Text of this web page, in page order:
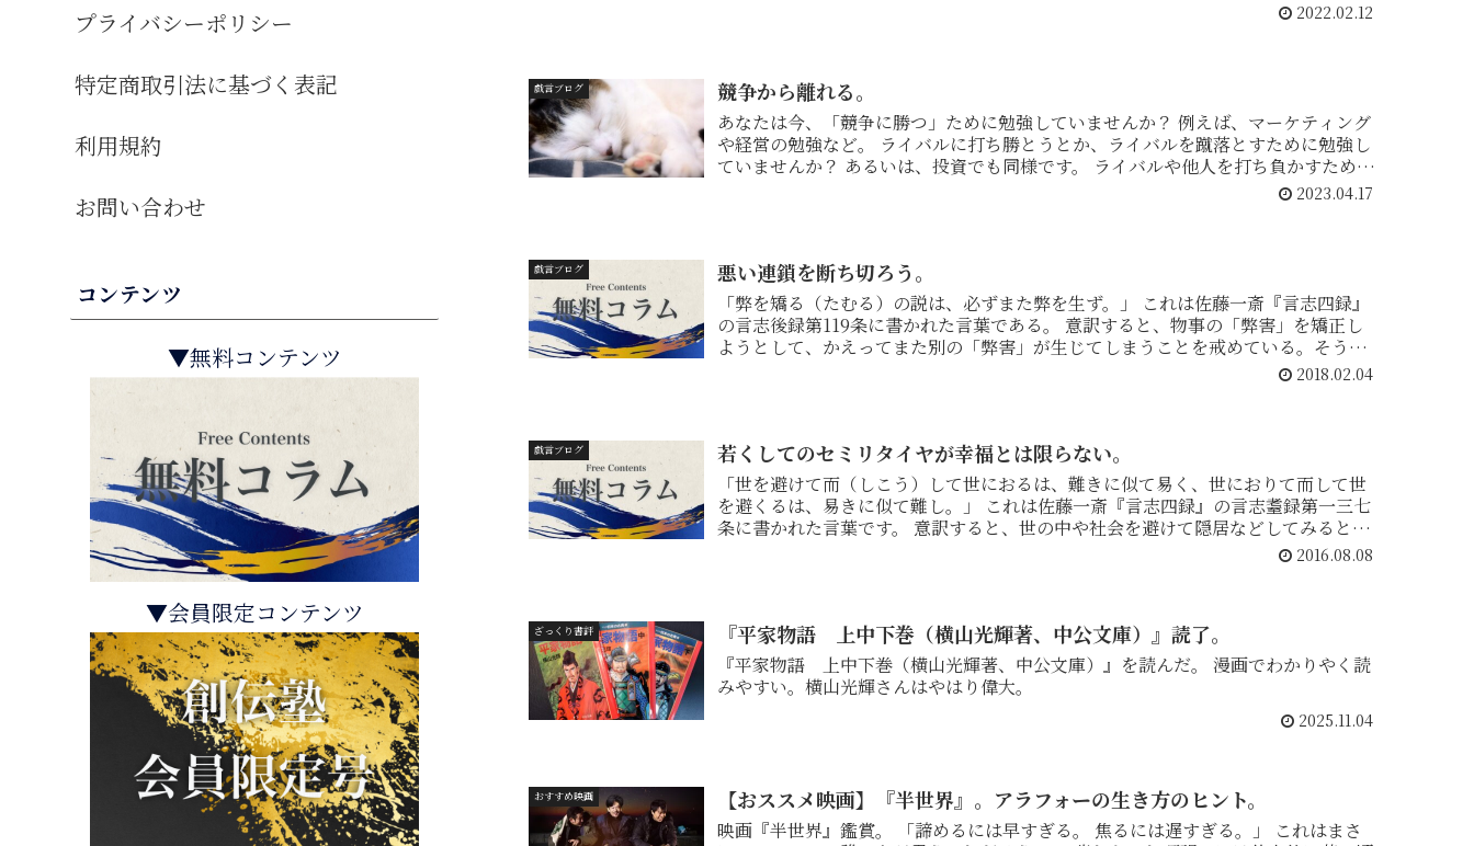
2022.02.12
戯言ブログ 競争から離れる。
あなたは今、「競争に勝つ」ために勉強していませんか？ 例えば、マーケティング
や経営の勉強など。 ライバルに打ち勝とうとか、ライバルを蹴落とすために勉強し
ていませんか？ あるいは、投資でも同様です。 ライバルや他人を打ち負かすために
2023.04.17
戯言ブログ 悪い連鎖を断ち切ろう。
「弊を矯る（たむる）の説は、必ずまた弊を生ず。」 これは佐藤一斎『言志四録』
の言志後録第119条に書かれた言葉である。 意訳すると、物事の「弊害」を矯正し
ようとして、かえってまた別の「弊害」が生じてしまうことを戒めている。そうな
2018.02.04
戯言ブログ 若くしてのセミリタイヤが幸福とは限らない。
「世を避けて而（しこう）して世におるは、難きに似て易く、世におりて而して世
を避くるは、易きに似て難し。」 これは佐藤一斎『言志四録』の言志耋録第一三七
条に書かれた言葉です。 意訳すると、世の中や社会を避けて隠居などしてみると、
2016.08.08
ざっくり書評 『平家物語 上中下巻（横山光輝著、中公文庫）』読了。
『平家物語 上中下巻（横山光輝著、中公文庫）』を読んだ。 漫画でわかりやく読
みやすい。横山光輝さんはやはり偉大。
2025.11.04
おすすめ映画 【おススメ映画】『半世界』。アラフォーの生き方のヒント。
映画『半世界』鑑賞。 「諦めるには早すぎる。 焦るには遅すぎる。」 これはまさ
プライバシーポリシー
特定商取引法に基づく表記
利用規約
お問い合わせ
コンテンツ
▼無料コンテンツ
▼会員限定コンテンツ